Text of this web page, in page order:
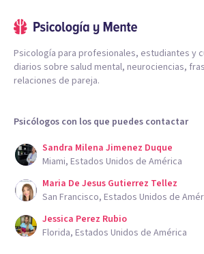
Psicología para profesionales, estudiantes y
diarios sobre salud mental, neurociencias,
relaciones de pareja.
Psicólogos con los que puedes contactar
Sandra Milena Jimenez Duque
Miami, Estados Unidos de América
Maria De Jesus Gutierrez Tellez
San Francisco, Estados Unidos de
Jessica Perez Rubio
Florida, Estados Unidos de América